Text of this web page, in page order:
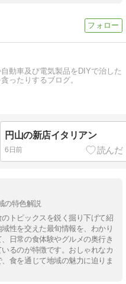
動車及び電気製品をDIYで治した
ったりするブログ。
円山の新店イタリアン
6日前
の特色解説
トピックスを鋭く掘り下げて紹
性を交えた最旬情報を、わかり
日常の食体験やグルメの奥行き
るのが特徴です。おしゃれなカ
食を通じて地域の魅力に迫りま